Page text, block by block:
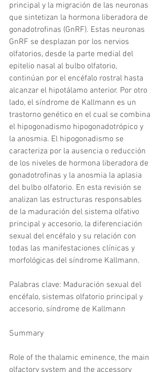
principal y la migración de las neuronas
que sintetizan la hormona liberadora de
gonadotrofinas (GnRF). Estas neuronas
GnRF se desplazan por los nervios
olfatorios, desde la parte medial del
epitelio nasal al bulbo olfatorio,
continúan por el encéfalo rostral hasta
alcanzar el hipotálamo anterior. Por otro
lado, el síndrome de Kallmann es un
trastorno genético en el cual se combina
el hipogonadismo hipogonadotrópico y
la anosmia. El hipogonadismo se
caracteriza por la ausencia o reducción
de los niveles de hormona liberadora de
gonadotrofinas y la anosmia la aplasia
del bulbo olfatorio. En esta revisión se
analizan las estructuras responsables
de la maduración del sistema olfativo
principal y accesorio, la diferenciación
sexual del encéfalo y su relación con
todas las manifestaciones clínicas y
morfológicas del síndrome Kallmann.
Palabras clave: Maduración sexual del
encéfalo, sistemas olfatorio principal y
accesorio, síndrome de Kallmann
Summary
Role of the thalamic eminence, the main
olfactory system and the accessory